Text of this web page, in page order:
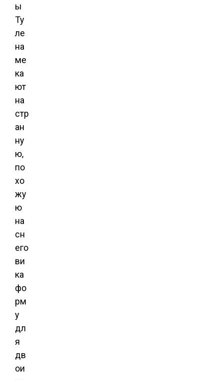
ы
Ту
ле
на
ме
ка
ют
на
стр
ан
ну
ю,
по
хо
жу
ю
на
сн
его
ви
ка
фо
рм
у
дл
я
дв
ои